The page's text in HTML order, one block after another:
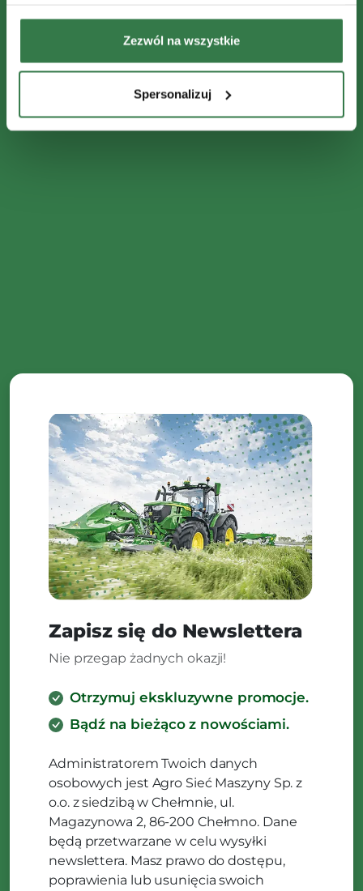
Zezwól na wszystkie
Spersonalizuj
Zapisz się do Newslettera
Nie przegap żadnych okazji!
Otrzymuj ekskluzywne promocje.
Bądź na bieżąco z nowościami.
Administratorem Twoich danych
osobowych jest Agro Sieć Maszyny Sp. z
o.o. z siedzibą w Chełmnie, ul.
Magazynowa 2, 86-200 Chełmno. Dane
będą przetwarzane w celu wysyłki
newslettera. Masz prawo do dostępu,
poprawienia lub usunięcia swoich